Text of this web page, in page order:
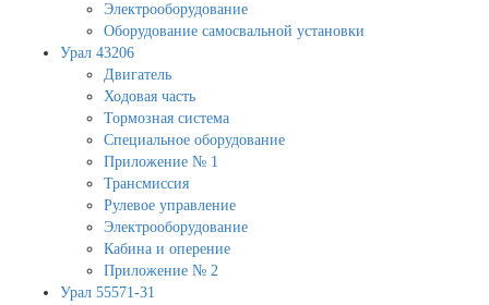
Электрооборудование
Оборудование самосвальной установки
Урал 43206
Двигатель
Ходовая часть
Тормозная система
Специальное оборудование
Приложение № 1
Трансмиссия
Рулевое управление
Электрооборудование
Кабина и оперение
Приложение № 2
Урал 55571-31